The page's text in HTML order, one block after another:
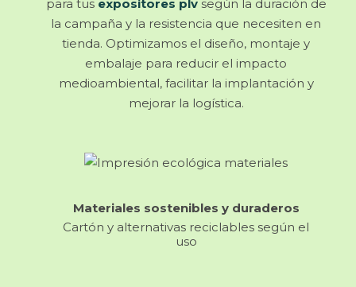
para tus expositores plv según la duración de
la campaña y la resistencia que necesiten en
tienda. Optimizamos el diseño, montaje y
embalaje para reducir el impacto
medioambiental, facilitar la implantación y
mejorar la logística.
Materiales sostenibles y duraderos
Cartón y alternativas reciclables según el
uso